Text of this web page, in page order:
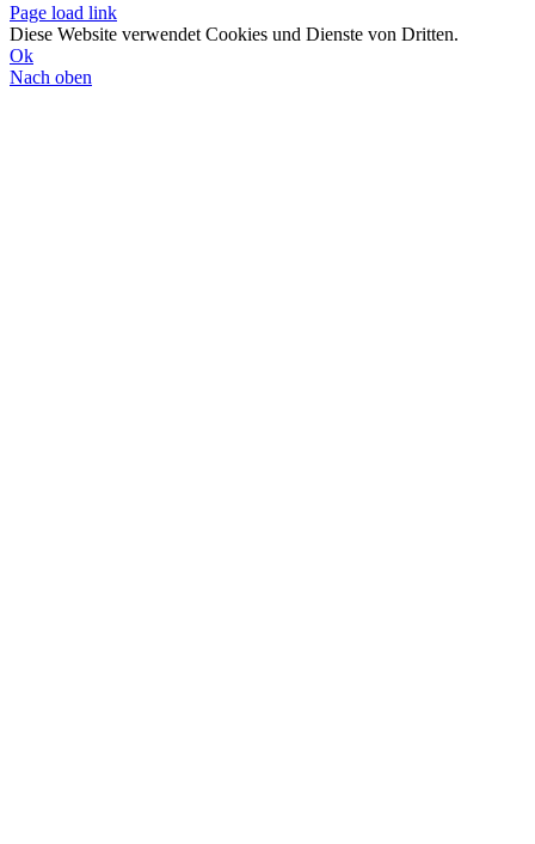
Page load link
Diese Website verwendet Cookies und Dienste von Dritten.
Ok
Nach oben